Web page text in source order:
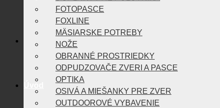
FOTOPASCE
FOXLINE
MÄSIARSKE POTREBY
NOŽE
OBRANNÉ PROSTRIEDKY
ODPUDZOVAČE ZVERI A PASCE
OPTIKA
OSIVÁ A MIEŠANKY PRE ZVER
OUTDOOROVÉ VYBAVENIE